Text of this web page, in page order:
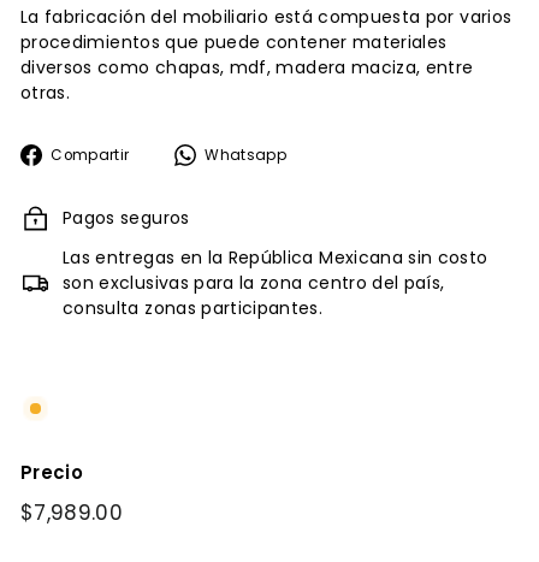
La fabricación del mobiliario está compuesta por varios
procedimientos que puede contener materiales
diversos como chapas, mdf, madera maciza, entre
otras.
Compartir
CompartirWhatsapp
Pagos seguros
Las entregas en la República Mexicana sin costo
son exclusivas para la zona centro del país,
consulta zonas participantes.
Precio
Precio
$7,989.00